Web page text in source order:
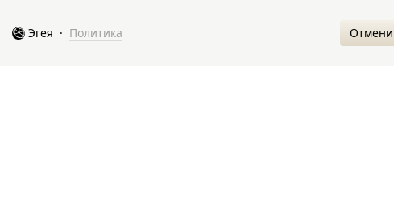
Эгея · Политика